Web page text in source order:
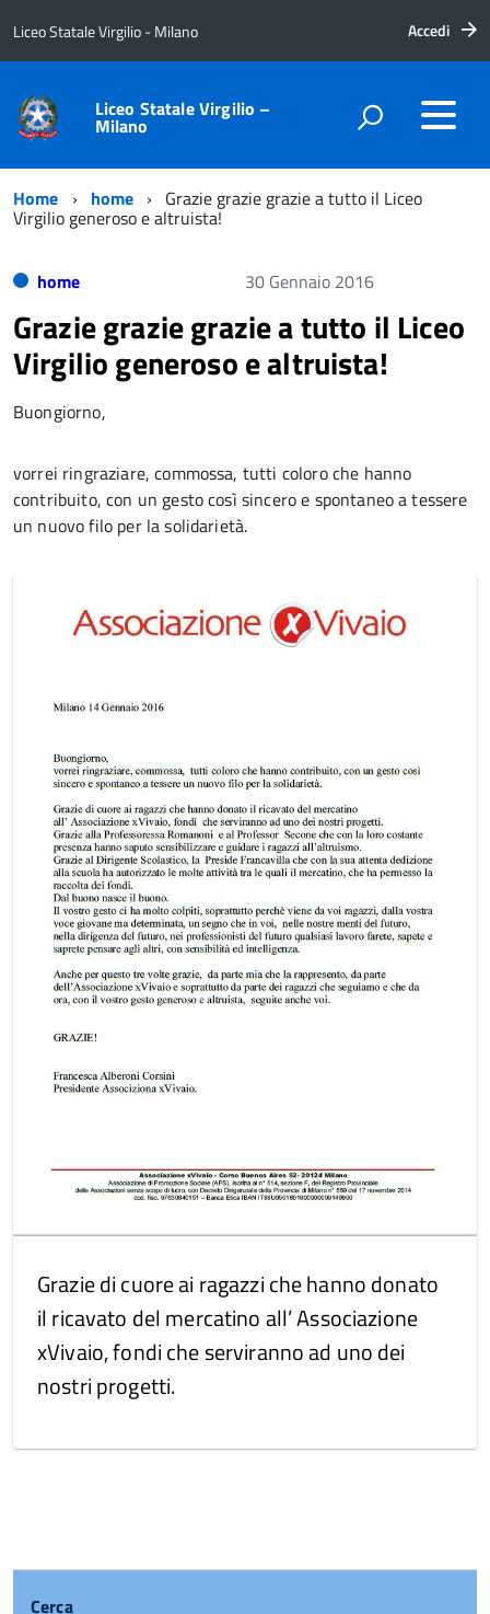
Liceo Statale Virgilio - Milano Accedi
Liceo Statale Virgilio –
Milano
Home home Grazie grazie grazie a tutto il Liceo
Virgilio generoso e altruista!
home 30 Gennaio 2016
Grazie grazie grazie a tutto il Liceo
Virgilio generoso e altruista!
Buongiorno,
vorrei ringraziare, commossa, tutti coloro che hanno
contribuito, con un gesto così sincero e spontaneo a tessere
un nuovo filo per la solidarietà.
Grazie di cuore ai ragazzi che hanno donato
il ricavato del mercatino all’ Associazione
xVivaio, fondi che serviranno ad uno dei
nostri progetti.
Cerca